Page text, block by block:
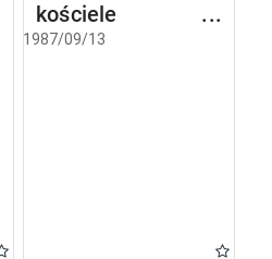
kościele
Narodzenia
1987/09/13